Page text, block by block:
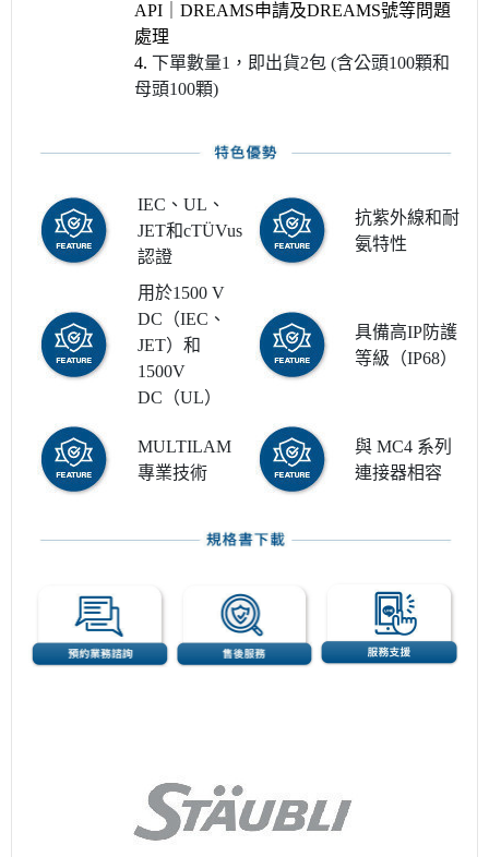
API｜DREAMS申請及DREAMS號等問題
處理
4. 下單數量1，即出貨2包 (含公頭100顆和
母頭100顆)
IEC、UL、
JET和cTÜVus
認證
抗紫外線和耐
氨特性
用於1500 V
DC（IEC、
JET）和
1500V
DC（UL）
具備高IP防護
等級（IP68）
MULTILAM
專業技術
與 MC4 系列
連接器相容